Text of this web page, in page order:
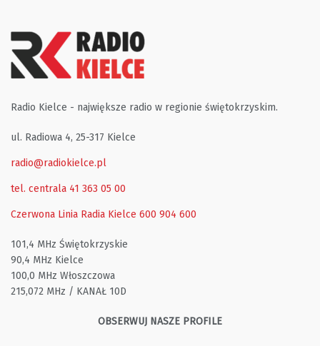
Radio Kielce - największe radio w regionie świętokrzyskim.
ul. Radiowa 4, 25-317 Kielce
radio@radiokielce.pl
tel. centrala 41 363 05 00
Czerwona Linia Radia Kielce 600 904 600
101,4 MHz Świętokrzyskie
90,4 MHz Kielce
100,0 MHz Włoszczowa
215,072 MHz / KANAŁ 10D
OBSERWUJ NASZE PROFILE